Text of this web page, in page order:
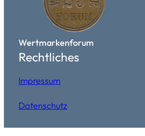
Wertmarkenforum
Rechtliches
Impressum
Datenschutz